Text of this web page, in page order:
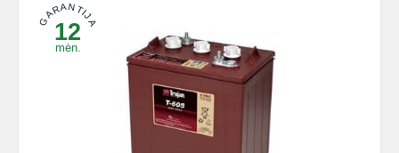
GARANTIJA
12
mėn.